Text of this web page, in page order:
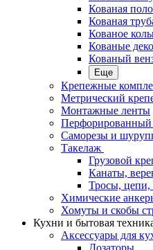
Кованая
Кованая
Кованое
Кованые
Кованый
Еще
Крепежные
Метрический
Монтажные ленты
Перфорированный
Саморезы и
Такелаж
Грузовой
Канаты,
Тросы,
Химические
Хомуты и скобы
Кухни и бытовая
Аксессуары для
Дозаторы